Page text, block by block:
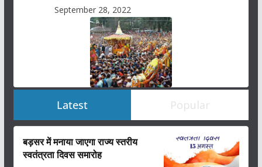
September 28, 2022
Latest Popular
बड़सर में मनाया जाएगा राज्य स्तरीय
स्वतंत्रता दिवस समारोह